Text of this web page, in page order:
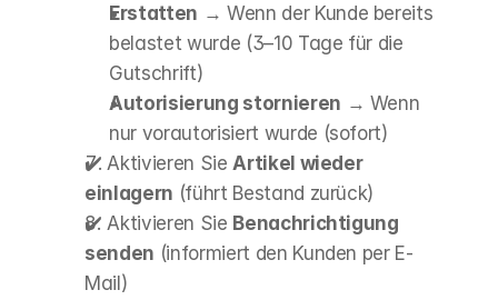
Erstatten → Wenn der Kunde bereits
belastet wurde (3–10 Tage für die
Gutschrift)
Autorisierung stornieren → Wenn
nur vorautorisiert wurde (sofort)
✔️ Aktivieren Sie Artikel wieder
einlagern (führt Bestand zurück)
✔️ Aktivieren Sie Benachrichtigung
senden (informiert den Kunden per E-
Mail)